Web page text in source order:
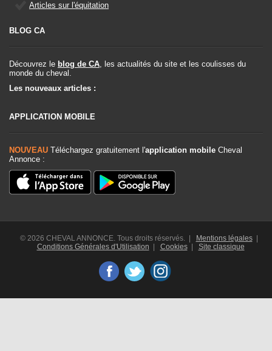
Articles sur l'équitation
BLOG CA
Découvrez le blog de CA, les actualités du site et les coulisses du
monde du cheval.
Les nouveaux articles :
APPLICATION MOBILE
NOUVEAU Téléchargez gratuitement l'application mobile Cheval
Annonce :
© 2026 CHEVAL ANNONCE. Tous droits réservés. | Mentions légales|
Conditions Générales d'Utilisation
Cookies| Site classique